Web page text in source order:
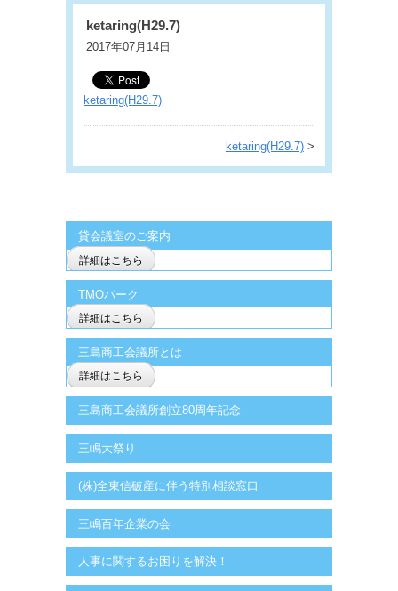
ketaring(H29.7)
2017年07月14日
ketaring(H29.7)
ketaring(H29.7)>
貸会議室のご案内
詳細はこちら
TMOパーク
詳細はこちら
三島商工会議所とは
詳細はこちら
三島商工会議所創立80周年記念
三嶋大祭り
(株)全東信破産に伴う特別相談窓口
三嶋百年企業の会
人事に関するお困りを解決！